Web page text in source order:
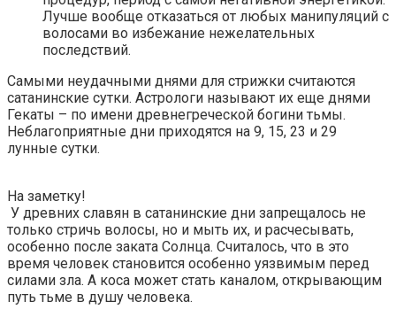
Лучше вообще отказаться от любых манипуляций с
волосами во избежание нежелательных
последствий.
Самыми неудачными днями для стрижки считаются
сатанинские сутки. Астрологи называют их еще днями
Гекаты – по имени древнегреческой богини тьмы.
Неблагоприятные дни приходятся на 9, 15, 23 и 29
лунные сутки.
На заметку!
У древних славян в сатанинские дни запрещалось не
только стричь волосы, но и мыть их, и расчесывать,
особенно после заката Солнца. Считалось, что в это
время человек становится особенно уязвимым перед
силами зла. А коса может стать каналом, открывающим
путь тьме в душу человека.